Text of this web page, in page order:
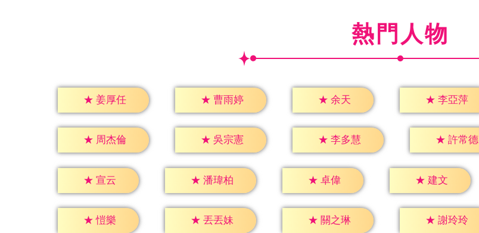
熱門人物
★ 姜厚任 ★ 曹雨婷 ★ 余天 ★ 李亞萍
★ 周杰倫 ★ 吳宗憲 ★ 李多慧 ★ 許常德
★ 宣云 ★ 潘瑋柏 ★ 卓偉 ★ 建文
★ 愷樂 ★ 丟丟妹 ★ 關之琳 ★ 謝玲玲